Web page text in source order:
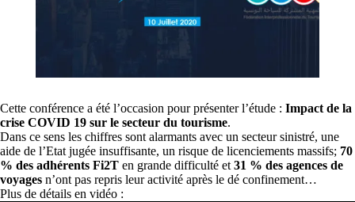
Cette conférence a été l’occasion pour présenter l’étude : Impact de la
crise COVID 19 sur le secteur du tourisme.
Dans ce sens les chiffres sont alarmants avec un secteur sinistré, une
aide de l’Etat jugée insuffisante, un risque de licenciements massifs; 70
% des adhérents Fi2T en grande difficulté et 31 % des agences de
voyages n’ont pas repris leur activité après le dé confinement…
Plus de détails en vidéo :